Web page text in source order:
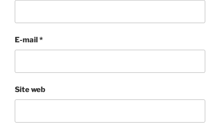
E-mail*
Site web